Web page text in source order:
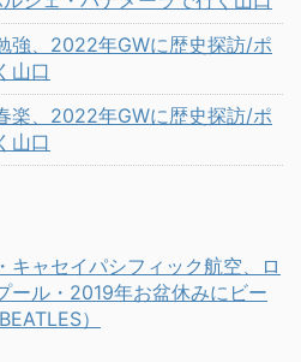
強、2022年GWに歴史探訪/ポ
山口
楽、2022年GWに歴史探訪/ポ
山口
キャセイパシフィック航空、ロ
ール・2019年お盆休みにビー
）